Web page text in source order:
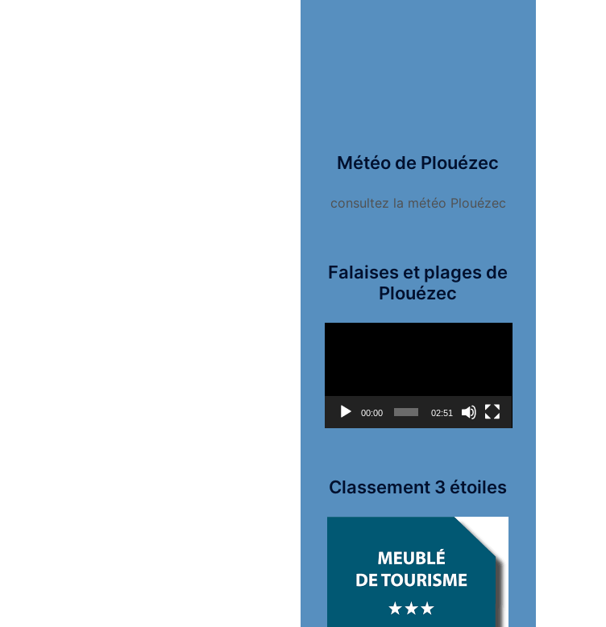
Météo de Plouézec
consultez la météo Plouézec
Falaises et plages de
Plouézec
00:00 02:51
Classement 3 étoiles